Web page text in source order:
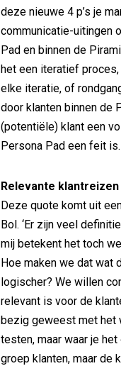
deze nieuwe 4 p’s je
communicatie-uitingen
Pad en binnen de
het een iteratief proces,
elke iteratie, of
door klanten binnen de
(potentiële) klant een
Persona Pad een feit is.
Relevante klantreizen
Deze quote komt uit
Bol. ‘Er zijn veel
mij betekent het toch
Hoe maken we dat wat
logischer? We willen
relevant is voor de
bezig geweest met het
testen, maar waar je
groep klanten, maar de